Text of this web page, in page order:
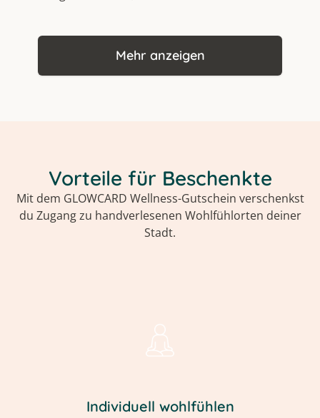
Mehr anzeigen
Vorteile für Beschenkte
Mit dem GLOWCARD Wellness-Gutschein verschenkst
du Zugang zu handverlesenen Wohlfühlorten deiner
Stadt.
Individuell wohlfühlen